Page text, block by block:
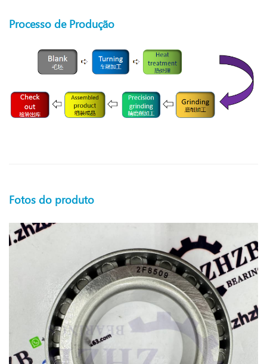
Processo de Produção
Fotos do produto